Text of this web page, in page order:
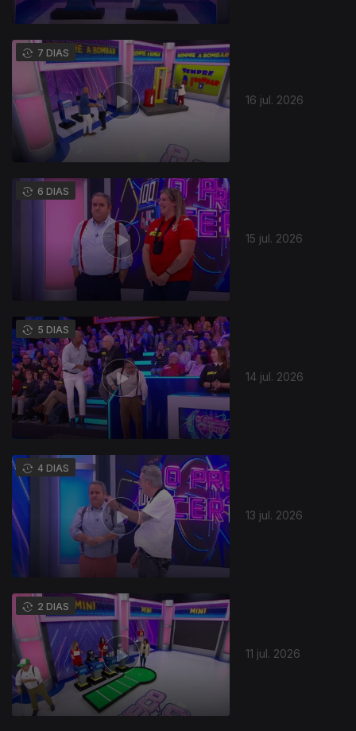
7 DIAS
16 jul. 2026
6 DIAS
15 jul. 2026
5 DIAS
14 jul. 2026
4 DIAS
13 jul. 2026
2 DIAS
11 jul. 2026
942048